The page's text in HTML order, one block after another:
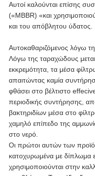
Αυτοί καλούνται επίσης
(«MBBR) «και
και του απόβλητου ύδατος.
Αυτοκαθαριζόμενος λόγω
Λόγω της ταραχώδους
εκκρεμότητα, τα μέσα
απαιτώντας καμία
φθάσει στο βέλτιστο
περιοδικής συντήρησης,
βακτηριδίων μέσα στο
χαμηλό επίπεδο της
στο νερό.
Οι πρώτοι αυτών των
κατοχυρωμένα με δίπλωμα
χρησιμοποιούνται στην